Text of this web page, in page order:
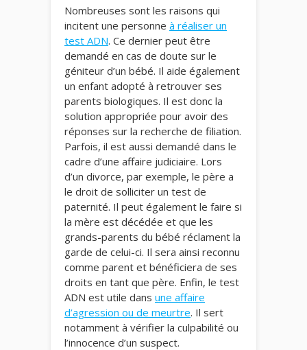
Nombreuses sont les raisons qui
incitent une personne à réaliser un
test ADN. Ce dernier peut être
demandé en cas de doute sur le
géniteur d’un bébé. Il aide également
un enfant adopté à retrouver ses
parents biologiques. Il est donc la
solution appropriée pour avoir des
réponses sur la recherche de filiation.
Parfois, il est aussi demandé dans le
cadre d’une affaire judiciaire. Lors
d’un divorce, par exemple, le père a
le droit de solliciter un test de
paternité. Il peut également le faire si
la mère est décédée et que les
grands-parents du bébé réclament la
garde de celui-ci. Il sera ainsi reconnu
comme parent et bénéficiera de ses
droits en tant que père. Enfin, le test
ADN est utile dans une affaire
d’agression ou de meurtre. Il sert
notamment à vérifier la culpabilité ou
l’innocence d’un suspect.